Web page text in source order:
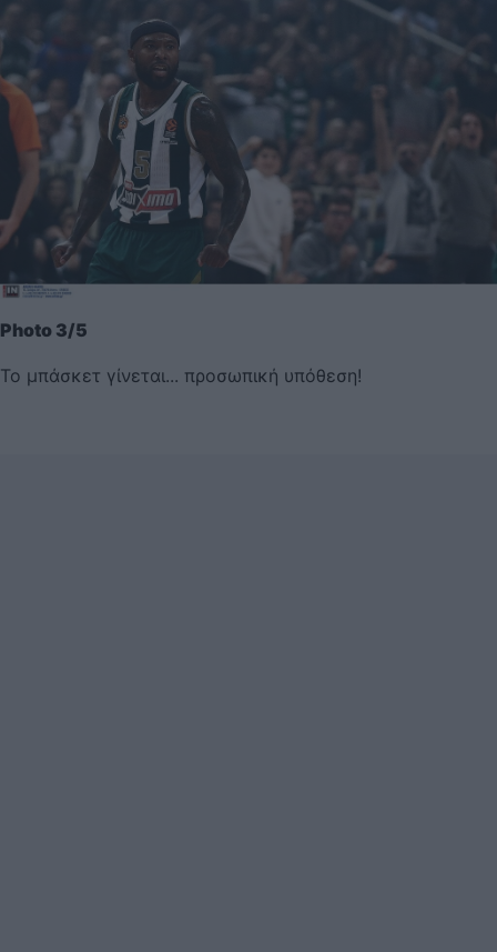
Photo 3/5
Το μπάσκετ γίνεται... προσωπική υπόθεση!